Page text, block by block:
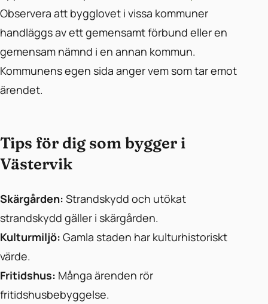
Observera att bygglovet i vissa kommuner
handläggs av ett gemensamt förbund eller en
gemensam nämnd i en annan kommun.
Kommunens egen sida anger vem som tar emot
ärendet.
Tips för dig som bygger i
Västervik
Skärgården: Strandskydd och utökat
strandskydd gäller i skärgården.
Kulturmiljö: Gamla staden har kulturhistoriskt
värde.
Fritidshus: Många ärenden rör
fritidshusbebyggelse.